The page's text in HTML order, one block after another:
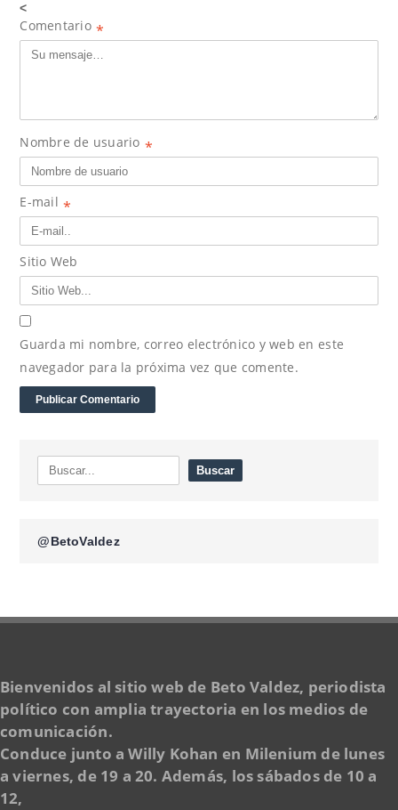
<
Comentario *
Nombre de usuario *
E-mail *
Sitio Web
Guarda mi nombre, correo electrónico y web en este
navegador para la próxima vez que comente.
@BetoValdez
Bienvenidos al sitio web de Beto Valdez, periodista
político con amplia trayectoria en los medios de
comunicación.
Conduce junto a Willy Kohan en Milenium de lunes
a viernes, de 19 a 20. Además, los sábados de 10 a
12,